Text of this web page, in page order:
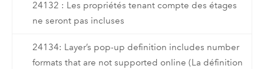
24132 : Les propriétés tenant compte des étages
ne seront pas incluses
24134: Layer’s pop-up definition includes number
formats that are not supported online (La définition